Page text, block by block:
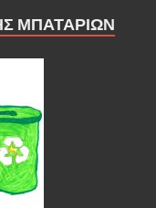
ΜΠΑΤΑΡΙΏΝ